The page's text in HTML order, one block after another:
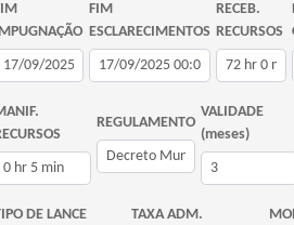
FIM
ESCLARECIMENTOS
RECEB.
RECURSOS
REGULAMENTO
VALIDADE
(meses)
DE LANCE TAXA ADM.